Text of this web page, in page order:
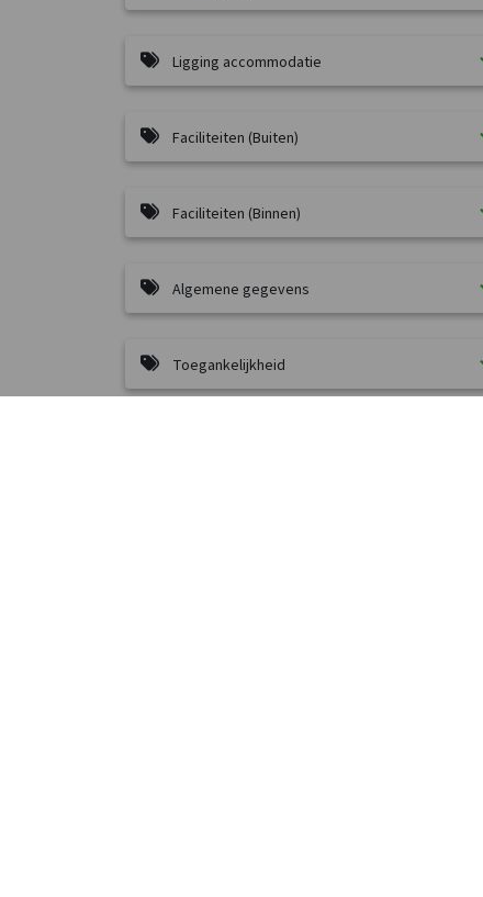
Ligging accommodatie
Faciliteiten (Buiten)
Faciliteiten (Binnen)
Algemene gegevens
Toegankelijkheid